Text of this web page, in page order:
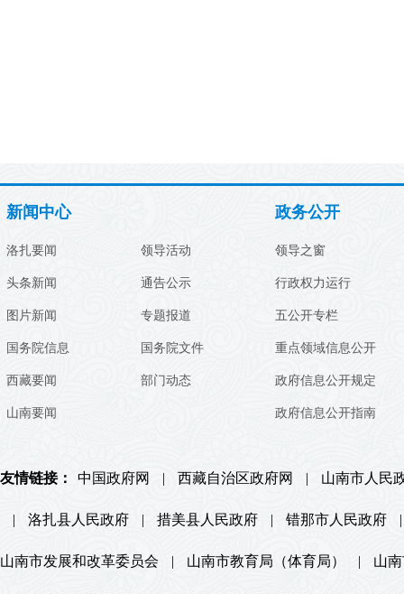
新闻中心
洛扎要闻
头条新闻
图片新闻
国务院信息
西藏要闻
山南要闻
领导活动
通告公示
专题报道
国务院文件
部门动态
政务公开
领导之窗
行政权力运行
五公开专栏
重点领域信息公开
政府信息公开规定
政府信息公开指南
友情链接： 中国政府网 | 西藏自治区政府网 | 山南市人民
| 洛扎县人民政府 | 措美县人民政府 | 错那市人民政府 |
山南市发展和改革委员会 | 山南市教育局（体育局） | 山